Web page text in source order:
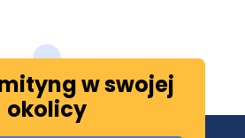
w swojej
okolicy